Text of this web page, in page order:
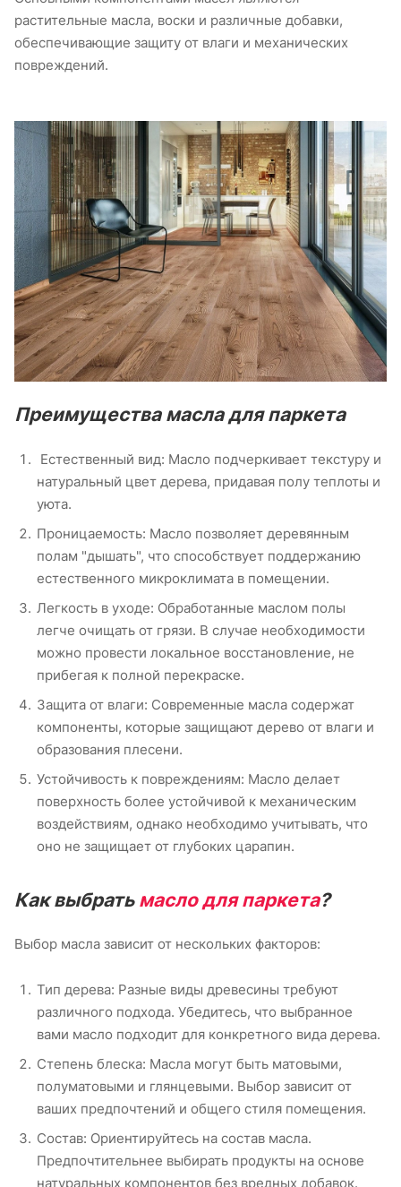
растительные масла, воски и различные добавки,
обеспечивающие защиту от влаги и механических
повреждений.
Преимущества масла для паркета
Естественный вид: Масло подчеркивает текстуру и
натуральный цвет дерева, придавая полу теплоты и
уюта.
Проницаемость: Масло позволяет деревянным
полам "дышать", что способствует поддержанию
естественного микроклимата в помещении.
Легкость в уходе: Обработанные маслом полы
легче очищать от грязи. В случае необходимости
можно провести локальное восстановление, не
прибегая к полной перекраске.
Защита от влаги: Современные масла содержат
компоненты, которые защищают дерево от влаги и
образования плесени.
Устойчивость к повреждениям: Масло делает
поверхность более устойчивой к механическим
воздействиям, однако необходимо учитывать, что
оно не защищает от глубоких царапин.
Как выбрать масло для паркета?
Выбор масла зависит от нескольких факторов:
Тип дерева: Разные виды древесины требуют
различного подхода. Убедитесь, что выбранное
вами масло подходит для конкретного вида дерева.
Степень блеска: Масла могут быть матовыми,
полуматовыми и глянцевыми. Выбор зависит от
ваших предпочтений и общего стиля помещения.
Состав: Ориентируйтесь на состав масла.
Предпочтительнее выбирать продукты на основе
натуральных компонентов без вредных добавок.